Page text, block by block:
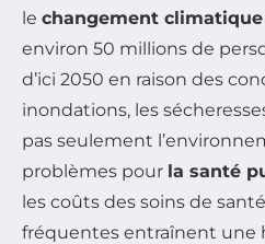
le changement climatique
environ 50 millions de
d’ici 2050 en raison des
inondations, les
pas seulement
problèmes pour la santé
les coûts des soins de
fréquentes entraînent une